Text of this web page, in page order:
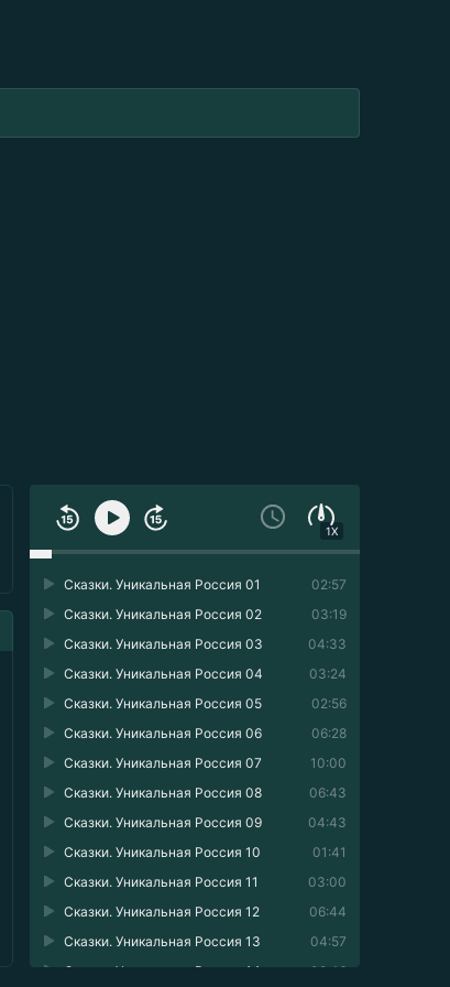
1X
02:57
Сказки. Уникальная Россия 01
03:19
Сказки. Уникальная Россия 02
04:33
Сказки. Уникальная Россия 03
03:24
Сказки. Уникальная Россия 04
02:56
Сказки. Уникальная Россия 05
06:28
Сказки. Уникальная Россия 06
10:00
Сказки. Уникальная Россия 07
06:43
Сказки. Уникальная Россия 08
04:43
Сказки. Уникальная Россия 09
01:41
Сказки. Уникальная Россия 10
03:00
Сказки. Уникальная Россия 11
06:44
Сказки. Уникальная Россия 12
04:57
Сказки. Уникальная Россия 13
02:46
Сказки. Уникальная Россия 14